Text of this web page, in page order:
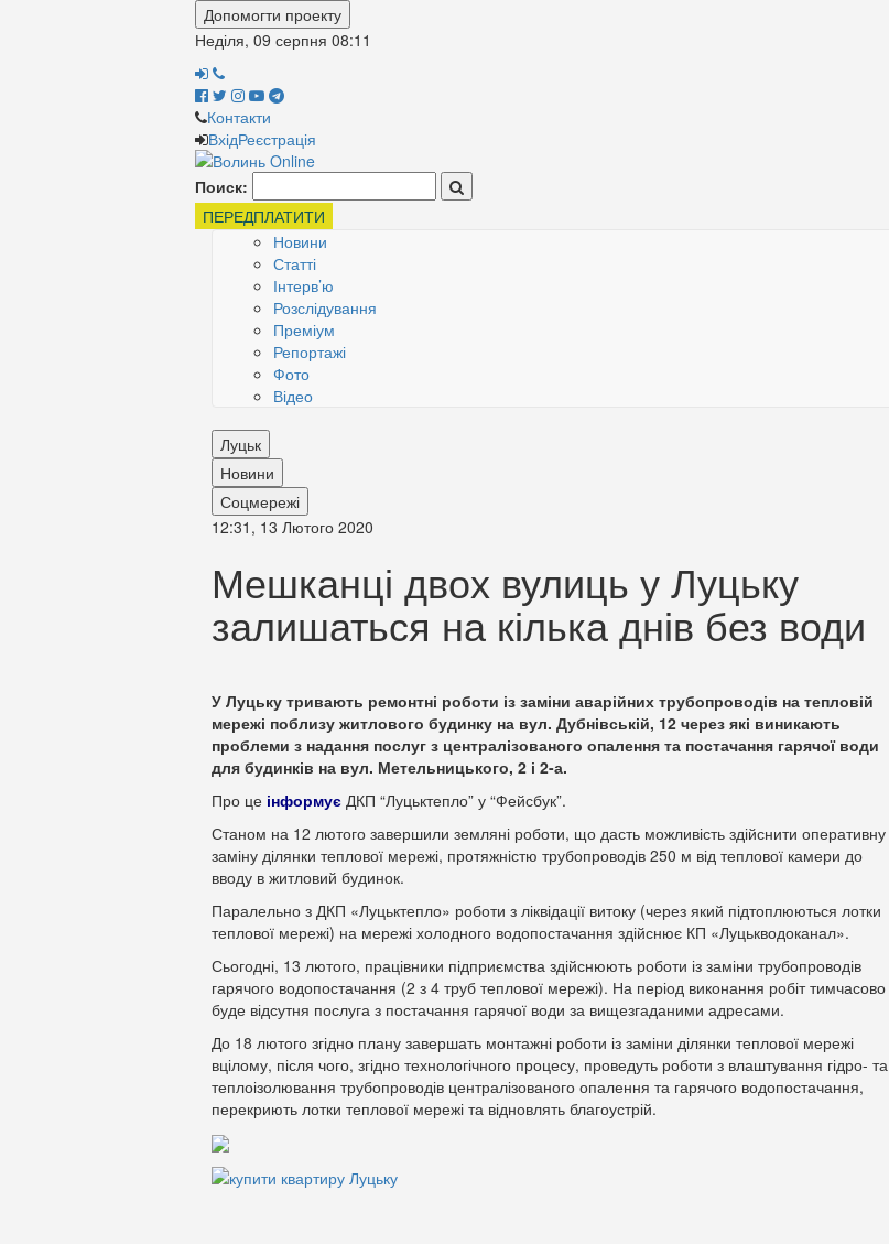
Допомогти проекту
Неділя, 09 серпня 08:11
Контакти
ВхідРеєстрація
Поиск:
ПЕРЕДПЛАТИТИ
Новини
Статті
Інтерв’ю
Розслідування
Преміум
Репортажі
Фото
Відео
Луцьк
Новини
Соцмережі
12:31, 13 Лютого 2020
Мешканці двох вулиць у Луцьку
залишаться на кілька днів без води
У Луцьку тривають ремонтні роботи із заміни аварійних трубопроводів на тепловій
мережі поблизу житлового будинку на вул. Дубнівській, 12 через які виникають
проблеми з надання послуг з централізованого опалення та постачання гарячої води
для будинків на вул. Метельницького, 2 і 2-а.
Про це інформує ДКП “Луцьктепло” у “Фейсбук”.
Станом на 12 лютого завершили земляні роботи, що дасть можливість здійснити оперативну
заміну ділянки теплової мережі, протяжністю трубопроводів 250 м від теплової камери до
вводу в житловий будинок.
Паралельно з ДКП «Луцьктепло» роботи з ліквідації витоку (через який підтоплюються лотки
теплової мережі) на мережі холодного водопостачання здійснює КП «Луцькводоканал».
Сьогодні, 13 лютого, працівники підприємства здійснюють роботи із заміни трубопроводів
гарячого водопостачання (2 з 4 труб теплової мережі). На період виконання робіт тимчасово
буде відсутня послуга з постачання гарячої води за вищезгаданими адресами.
До 18 лютого згідно плану завершать монтажні роботи із заміни ділянки теплової мережі
вцілому, після чого, згідно технологічного процесу, проведуть роботи з влаштування гідро- та
теплоізолювання трубопроводів централізованого опалення та гарячого водопостачання,
перекриють лотки теплової мережі та відновлять благоустрій.